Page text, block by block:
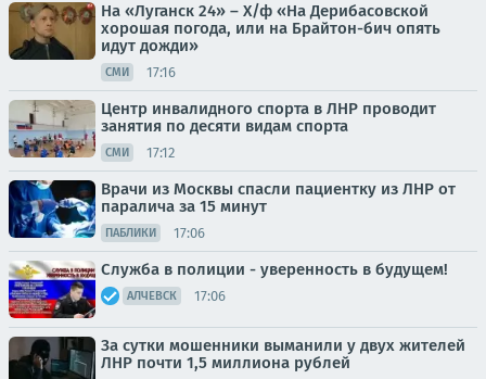
На «Луганск 24» – Х/ф «На Дерибасовской
хорошая погода, или на Брайтон-бич опять
идут дожди»
СМИ 17:16
Центр инвалидного спорта в ЛНР проводит
занятия по десяти видам спорта
СМИ 17:12
Врачи из Москвы спасли пациентку из ЛНР от
паралича за 15 минут
ПАБЛИКИ 17:06
Служба в полиции - уверенность в будущем!
АЛЧЕВСК 17:06
За сутки мошенники выманили у двух жителей
ЛНР почти 1,5 миллиона рублей